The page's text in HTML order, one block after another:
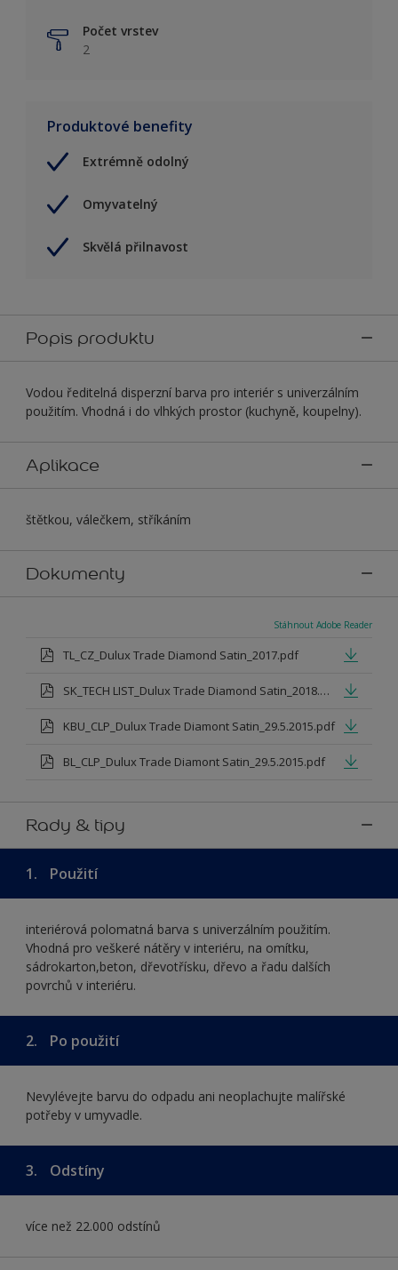
Počet vrstev
2
Produktové benefity
Extrémně odolný
Omyvatelný
Skvělá přilnavost
Popis produktu
Vodou ředitelná disperzní barva pro interiér s univerzálním
použitím. Vhodná i do vlhkých prostor (kuchyně, koupelny).
Aplikace
štětkou, válečkem, stříkáním
Dokumenty
Stáhnout Adobe Reader
TL_CZ_Dulux Trade Diamond Satin_2017.pdf
SK_TECH LIST_Dulux Trade Diamond Satin_2018.pdf
KBU_CLP_Dulux Trade Diamont Satin_29.5.2015.pdf
BL_CLP_Dulux Trade Diamont Satin_29.5.2015.pdf
Rady & tipy
1. Použití
interiérová polomatná barva s univerzálním použitím.
Vhodná pro veškeré nátěry v interiéru, na omítku,
sádrokarton,beton, dřevotřísku, dřevo a řadu dalších
povrchů v interiéru.
2. Po použití
Nevylévejte barvu do odpadu ani neoplachujte malířské
potřeby v umyvadle.
3. Odstíny
více než 22.000 odstínů